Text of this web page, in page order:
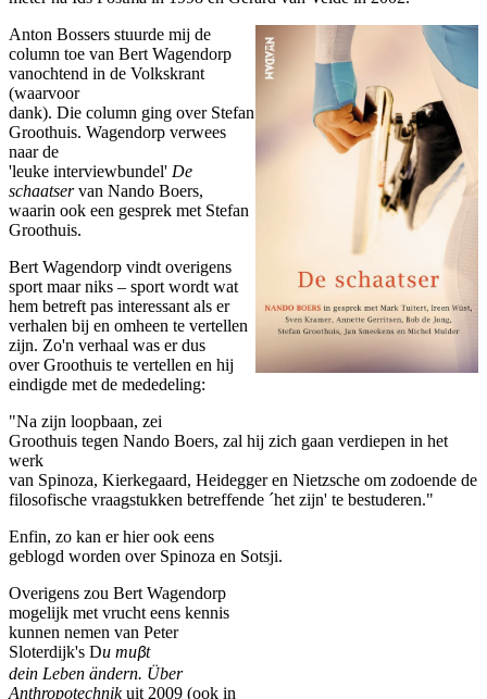
Anton Bossers stuurde mij de
column toe van Bert Wagendorp
vanochtend in de Volkskrant
(waarvoor
dank). Die column ging over Stefan
Groothuis. Wagendorp verwees
naar de
'leuke interviewbundel' De
schaatservan Nando Boers,
waarin ook een gesprek met Stefan
Groothuis.
Bert Wagendorp vindt overigens
sport maar niks – sport wordt wat
hem betreft pas interessant als er
verhalen bij en omheen te vertellen
zijn. Zo'n verhaal was er dus
over Groothuis te vertellen en hij
eindigde met de mededeling:
"Na zijn loopbaan, zei
Groothuis tegen Nando Boers, zal hij zich gaan verdiepen in het
werk
van Spinoza, Kierkegaard, Heidegger en Nietzsche om zodoende de
filosofische vraagstukken betreffende ´het zijn' te bestuderen."
Enfin, zo kan er hier ook eens
geblogd worden over Spinoza en Sotsji.
Overigens zou Bert Wagendorp
mogelijk met vrucht eens kennis
kunnen nemen van Peter
Sloterdijk's Du muβt
dein Leben ändern. Über
Anthropotechnikuit 2009 (ook in